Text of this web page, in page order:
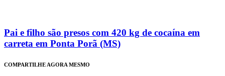
Pai e filho são presos com 420 kg de cocaína em
carreta em Ponta Porã (MS)
COMPARTILHE AGORA MESMO